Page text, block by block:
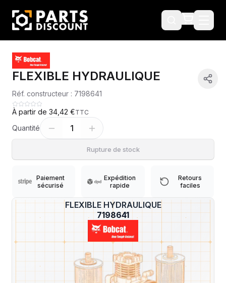
?
FLEXIBLE HYDRAULIQUE
7198641
FLEXIBLE HYDRAULIQUE
Réf. constructeur : 7198641
À partir de 34,42 €TTC
Quantité 1
Rupture de stock
Paiement
sécurisé
Expédition
rapide
Retours
faciles
Machines compatibles
Expédition et Retours
Sous réserve de disponibilité des stocks.